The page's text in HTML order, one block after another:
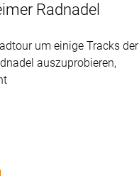
Radnadel
um einige Tracks der
auszuprobieren,